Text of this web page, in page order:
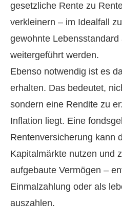
gesetzliche Rente zu
verkleinern – im Idealfall
gewohnte
weitergeführt werden.
Ebenso notwendig ist es
erhalten. Das bedeutet,
sondern eine Rendite zu
Inflation liegt. Eine
Rentenversicherung kann
Kapitalmärkte nutzen und
aufgebaute Vermögen –
Einmalzahlung oder als
auszahlen.